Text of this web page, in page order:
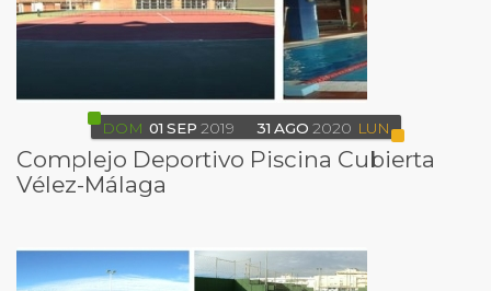
DOM 01 SEP 2019 31 AGO 2020 LUN
Complejo Deportivo Piscina Cubierta
Vélez-Málaga